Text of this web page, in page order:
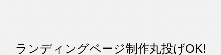
ランディングページ制作丸投げOK!